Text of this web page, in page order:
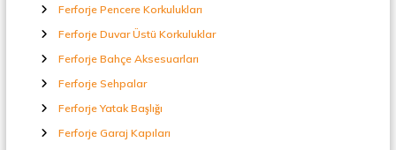
Ferforje Pencere Korkulukları
Ferforje Duvar Üstü Korkuluklar
Ferforje Bahçe Aksesuarları
Ferforje Sehpalar
Ferforje Yatak Başlığı
Ferforje Garaj Kapıları